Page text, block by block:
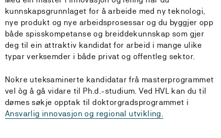
kunnskapsgrunnlaget for å arbeide med ny teknologi,
nye produkt og nye arbeidsprosessar og du byggjer opp
både spisskompetanse og breiddekunnskap som gjer
deg til ein attraktiv kandidat for arbeid i mange ulike
typar verksemder i både privat og offentleg sektor.
Nokre uteksaminerte kandidatar frå masterprogrammet
vel òg å gå vidare til Ph.d.-studium. Ved HVL kan du til
dømes søkje opptak til doktorgradsprogrammet i
Ansvarlig innovasjon og regional utvikling.